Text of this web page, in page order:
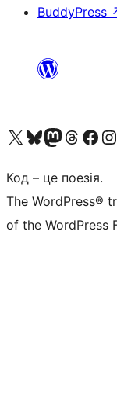
BuddyPress
Visit our X (formerly Twitter) account
Visit our Bluesky account
Завітайте до нашої стрічки в
Visit our Threads
Завітайте на
Visit
Код – це поезія.
The WordPress®
of the WordPress